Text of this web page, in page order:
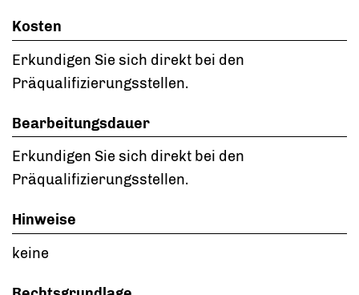
Kosten
Erkundigen Sie sich direkt bei den
Präqualifizierungsstellen.
Bearbeitungsdauer
Erkundigen Sie sich direkt bei den
Präqualifizierungsstellen.
Hinweise
keine